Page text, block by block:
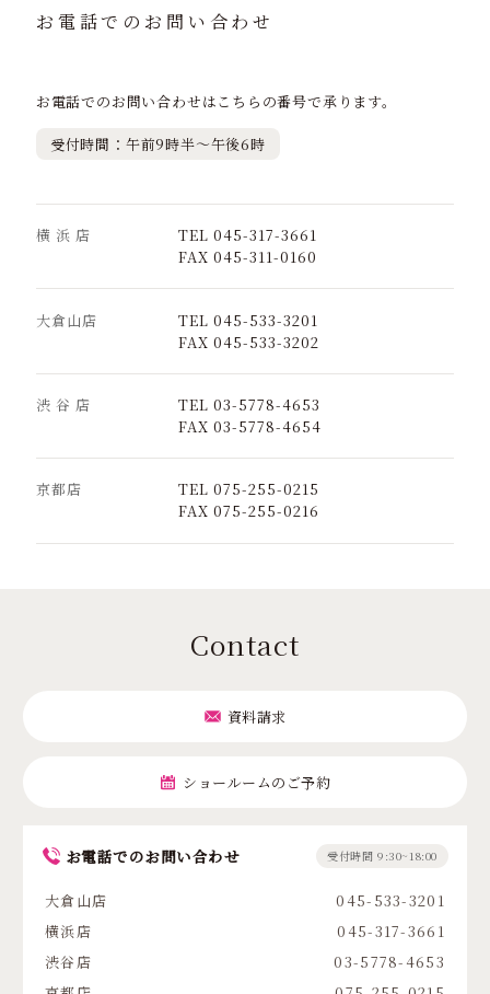
お電話でのお問い合わせ
お電話でのお問い合わせはこちらの番号で承ります。
受付時間：午前9時半～午後6時
横 浜 店
TEL 045-317-3661
FAX 045-311-0160
大倉山店
TEL 045-533-3201
FAX 045-533-3202
渋 谷 店
TEL 03-5778-4653
FAX 03-5778-4654
京都店
TEL 075-255-0215
FAX 075-255-0216
Contact
資料請求
ショールームのご予約
お電話でのお問い合わせ 受付時間 9:30~18:00
大倉山店
045-533-3201
横浜店
045-317-3661
渋谷店
03-5778-4653